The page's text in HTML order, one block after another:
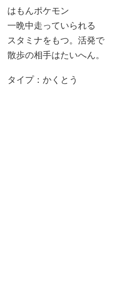
はもんポケモン
一晩中走っていられる
スタミナをもつ。活発で
散歩の相手はたいへん。
タイプ：かくとう